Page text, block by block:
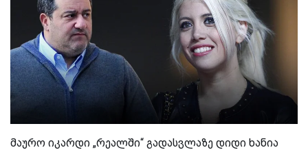
მაურო იკარდი „რეალში“ გადასვლაზე დიდი ხანია